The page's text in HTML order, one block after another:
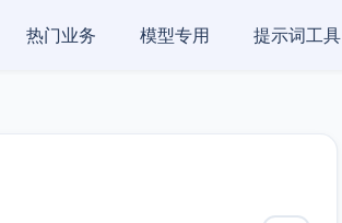
热门业务 模型专用 提示词工具